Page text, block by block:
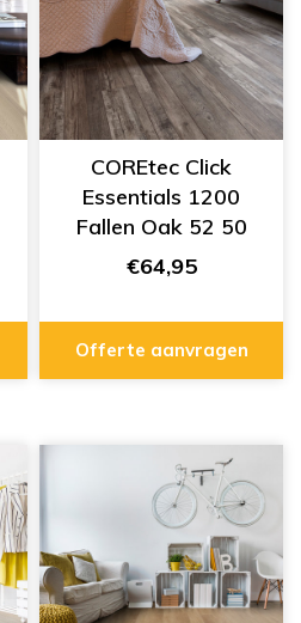
COREtec Click
Essentials 1200
Fallen Oak 52 50
LVP 752
€64,95
Offerte aanvragen